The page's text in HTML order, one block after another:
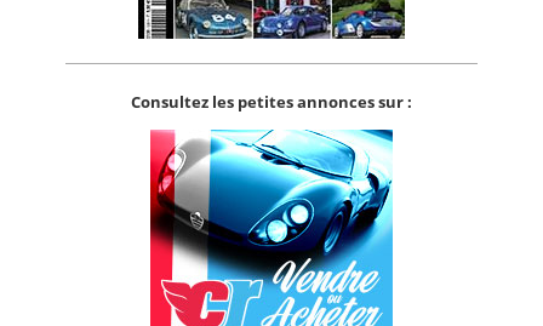
Consultez les petites annonces sur :